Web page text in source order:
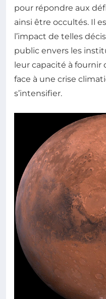
pour répondre aux
ainsi être occultés. Il
l’impact de telles
public envers les
leur capacité à fournir
face à une crise
s’intensifier.